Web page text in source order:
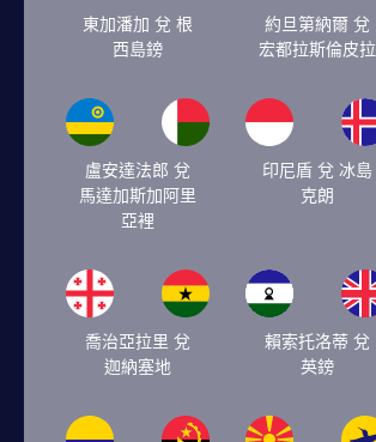
東加潘加 兌 根
西島鎊
約旦第納爾 兌
宏都拉斯倫皮拉
盧安達法郎 兌
馬達加斯加阿里
亞裡
印尼盾 兌 冰島
克朗
喬治亞拉里 兌
迦納塞地
賴索托洛蒂 兌
英鎊